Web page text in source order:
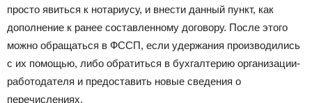
просто явиться к нотариусу, и внести данный пункт, как
дополнение к ранее составленному договору. После этого
можно обращаться в ФССП, если удержания производились
с их помощью, либо обратиться в бухгалтерию организации-
работодателя и предоставить новые сведения о
перечислениях.